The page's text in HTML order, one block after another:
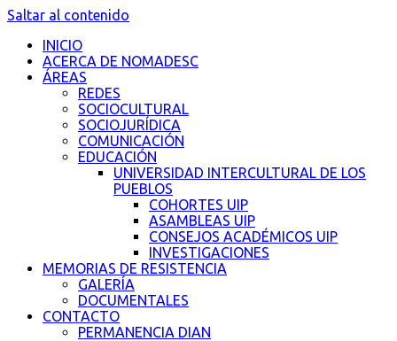
Saltar al contenido
INICIO
ACERCA DE NOMADESC
ÁREAS
REDES
SOCIOCULTURAL
SOCIOJURÍDICA
COMUNICACIÓN
EDUCACIÓN
UNIVERSIDAD INTERCULTURAL DE LOS
PUEBLOS
COHORTES UIP
ASAMBLEAS UIP
CONSEJOS ACADÉMICOS UIP
INVESTIGACIONES
MEMORIAS DE RESISTENCIA
GALERÍA
DOCUMENTALES
CONTACTO
PERMANENCIA DIAN